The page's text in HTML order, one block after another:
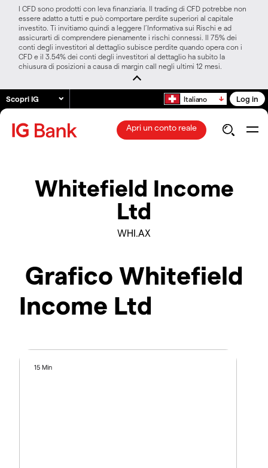
I CFD sono prodotti con leva finanziaria. Il trading di CFD potrebbe non
essere adatto a tutti e può comportare perdite superiori al capitale
investito. Ti invitiamo quindi a leggere l’Informativa sui Rischi e ad
assicurarti di comprendere pienamente i rischi connessi. Il 75% dei
conti degli investitori al dettaglio subisce perdite quando opera con i
CFD e il 3.54% dei conti degli investitori al dettaglio ha subito la
chiusura di posizioni a causa di margin call negli ultimi 12 mesi.
Scopri IG Italiano Log in
Apri un conto reale
Whitefield Income
Ltd
WHI.AX
Grafico Whitefield
Income Ltd
15 Min